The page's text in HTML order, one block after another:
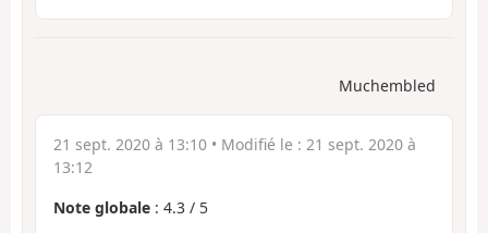
Muchembled
21 sept. 2020 à 13:10 • Modifié le : 21 sept. 2020 à
13:12
Note globale : 4.3 / 5